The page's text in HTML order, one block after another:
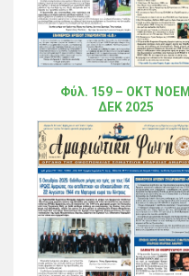
Φύλ. 159 – ΟΚΤ ΝΟΕΜ
ΔΕΚ 2025